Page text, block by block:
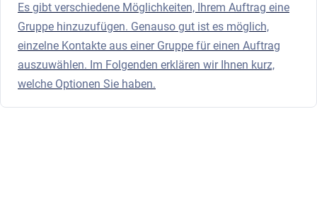
Es gibt verschiedene Möglichkeiten, Ihrem Auftrag eine
Gruppe hinzuzufügen. Genauso gut ist es möglich,
einzelne Kontakte aus einer Gruppe für einen Auftrag
auszuwählen. Im Folgenden erklären wir Ihnen kurz,
welche Optionen Sie haben.